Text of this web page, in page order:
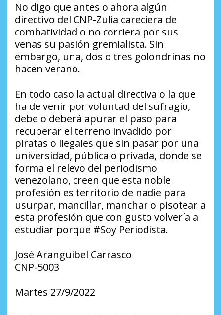
No digo que antes o ahora algún
directivo del CNP-Zulia careciera de
combatividad o no corriera por sus
venas su pasión gremialista. Sin
embargo, una, dos o tres golondrinas no
hacen verano.
En todo caso la actual directiva o la que
ha de venir por voluntad del sufragio,
debe o deberá apurar el paso para
recuperar el terreno invadido por
piratas o ilegales que sin pasar por una
universidad, pública o privada, donde se
forma el relevo del periodismo
venezolano, creen que esta noble
profesión es territorio de nadie para
usurpar, mancillar, manchar o pisotear a
esta profesión que con gusto volvería a
estudiar porque #Soy Periodista.
José Aranguibel Carrasco
CNP-5003
Martes 27/9/2022